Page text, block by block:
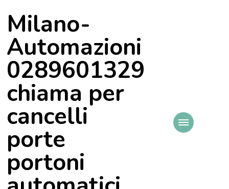
Milano-
Automazioni
0289601329
chiama per
cancelli
porte
portoni